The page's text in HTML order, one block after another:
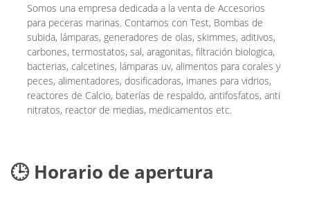
Somos una empresa dedicada a la venta de Accesorios
para peceras marinas. Contamos con Test, Bombas de
subida, lámparas, generadores de olas, skimmes, aditivos,
carbones, termostatos, sal, aragonitas, filtración biologica,
bacterias, calcetines, lámparas uv, alimentos para corales y
peces, alimentadores, dosificadoras, imanes para vidrios,
reactores de Calcio, baterías de respaldo, antifosfatos, anti
nitratos, reactor de medias, medicamentos etc.
🕒 Horario de apertura